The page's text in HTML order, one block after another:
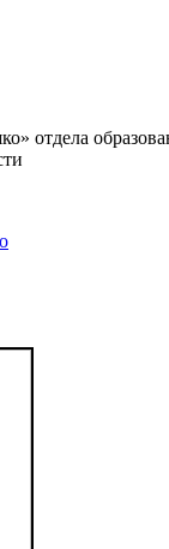
отдела